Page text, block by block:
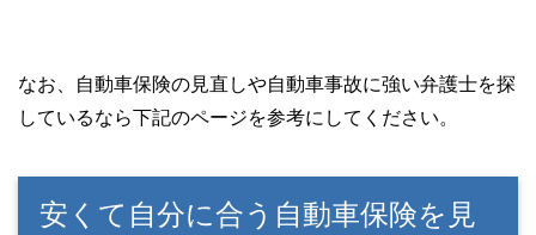
なお、自動車保険の見直しや自動車事故に強い弁護士を探
しているなら下記のページを参考にしてください。
安くて自分に合う自動車保険を見